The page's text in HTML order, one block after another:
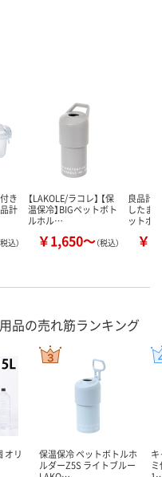
き
計
税込）
【LAKOLE/ラコレ】 【保
温保冷】BIGペットボト
ルホル…
￥1,650～（税込）
良品計
したま
ットボ
￥
品の売れ筋ランキング
オリ
保温保冷 ペットボトルホ
ルダーZ5S ライトブルー